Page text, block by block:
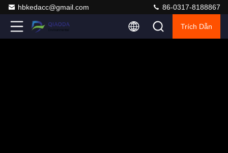
hbkedacc@gmail.com 86-0317-8188867
Trích Dẫn